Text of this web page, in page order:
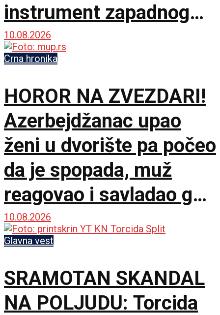
instrument zapadnog
neokolonijalizma
10.08.2026
Crna hronika
HOROR NA ZVEZDARI!
Azerbejdžanac upao
ženi u dvorište pa počeo
da je spopada, muž
reagovao i savladao ga
do dolaska policije
10.08.2026
Glavna vest
SRAMOTAN SKANDAL
NA POLJUDU: Torcida